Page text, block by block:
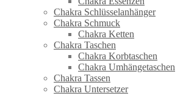
Chakra Schlüsselanhänger
Chakra Schmuck
Chakra Ketten
Chakra Taschen
Chakra Korbtaschen
Chakra Umhängetaschen
Chakra Tassen
Chakra Untersetzer